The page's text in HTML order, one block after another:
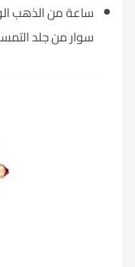
سوار من جلد